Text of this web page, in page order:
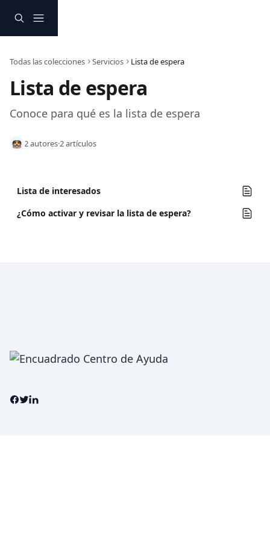
Todas las colecciones Servicios Lista de espera
Lista de espera
Conoce para qué es la lista de espera
2 autores·2 artículos
Lista de interesados
¿Cómo activar y revisar la lista de espera?